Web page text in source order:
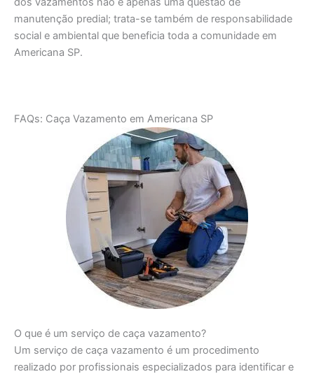
manutenção predial; trata-se também de responsabilidade
social e ambiental que beneficia toda a comunidade em
Americana SP.
FAQs: Caça Vazamento em Americana SP
O que é um serviço de caça vazamento?
Um serviço de caça vazamento é um procedimento
realizado por profissionais especializados para identificar e